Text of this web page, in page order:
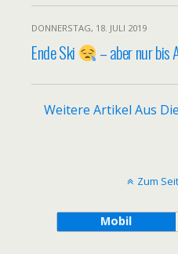
DONNERSTAG, 18. JULI 2019
Ende Ski – aber nur
Weitere Artikel Aus
Zum
Mobil